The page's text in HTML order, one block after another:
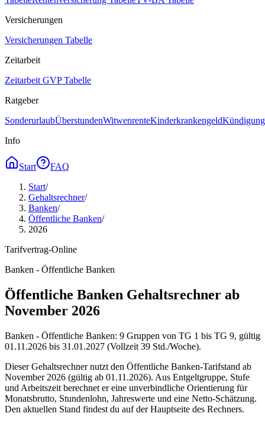
Versicherungen
Versicherungen Tabelle
Zeitarbeit
Zeitarbeit GVP Tabelle
Ratgeber
SonderurlaubÜberstundenWitwenrenteKinderkrankengeld
Info
Start
FAQ
Start/
Gehaltsrechner/
Banken/
Öffentliche Banken/
2026
Tarifvertrag-Online
Banken - Öffentliche Banken
Öffentliche Banken Gehaltsrechner ab
November 2026
Banken - Öffentliche Banken: 9 Gruppen von TG 1 bis TG 9, gültig
01.11.2026 bis 31.01.2027 (Vollzeit 39 Std./Woche).
Dieser Gehaltsrechner nutzt den Öffentliche Banken-Tarifstand ab
November 2026 (gültig ab 01.11.2026). Aus Entgeltgruppe, Stufe
und Arbeitszeit berechnet er eine unverbindliche Orientierung für
Monatsbrutto, Stundenlohn, Jahreswerte und eine Netto-Schätzung.
Den aktuellen Stand findest du auf der Hauptseite des Rechners.